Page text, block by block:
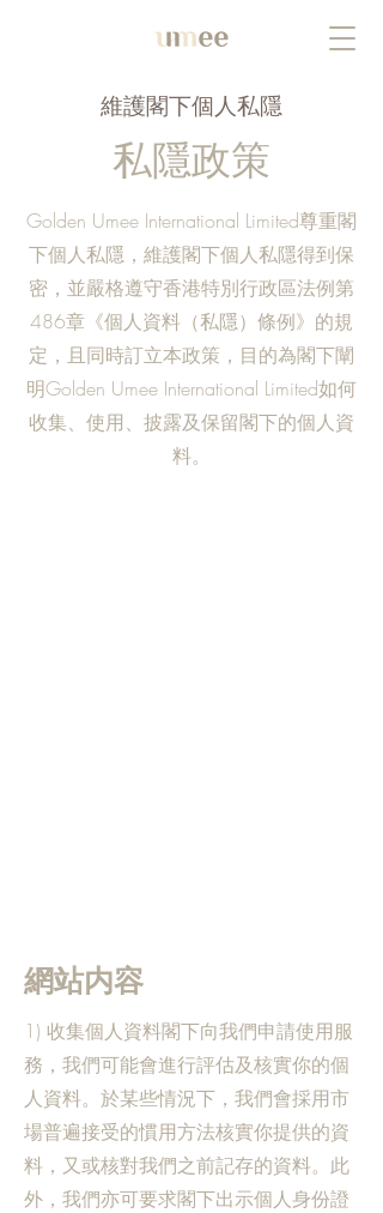
維護閣下個人私隱
私隱政策
Golden Umee International Limited尊重閣
下個人私隱，維護閣下個人私隱得到保
密，並嚴格遵守香港特別行政區法例第
486章《個人資料（私隱）條例》的規
定，且同時訂立本政策，目的為閣下闡
明Golden Umee International Limited如何
收集、使用、披露及保留閣下的個人資
料。
網站内容
1) 收集個人資料閣下向我們申請使用服
務，我們可能會進行評估及核實你的個
人資料。於某些情況下，我們會採用市
場普遍接受的慣用方法核實你提供的資
料，又或核對我們之前記存的資料。此
外，我們亦可要求閣下出示個人身份證